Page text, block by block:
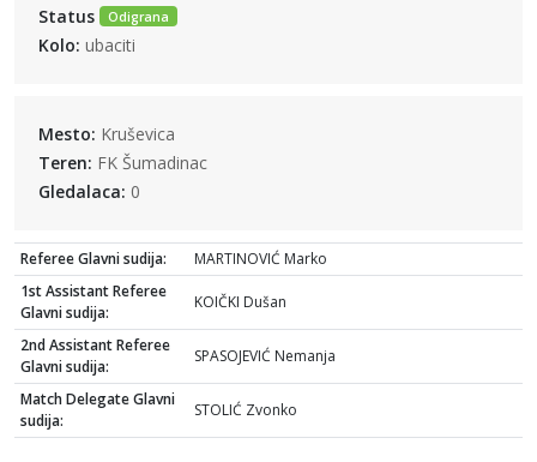
Status
Odigrana
Kolo: ubaciti
Mesto: Kruševica
Teren: FK Šumadinac
Gledalaca: 0
Referee Glavni sudija:
MARTINOVIĆ Marko
1st Assistant Referee
Glavni sudija:
KOIČKI Dušan
2nd Assistant Referee
Glavni sudija:
SPASOJEVIĆ Nemanja
Match Delegate Glavni
sudija:
STOLIĆ Zvonko